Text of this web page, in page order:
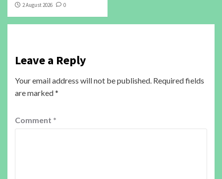
2 August 2026
0
Leave a Reply
Your email address will not be published. Required fields
are marked*
Comment *